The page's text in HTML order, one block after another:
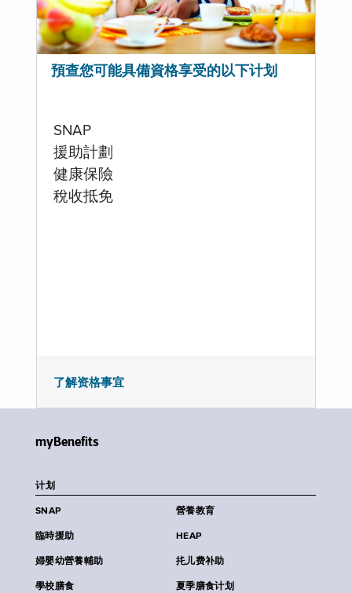
預查您可能具備資格享受的以下计划
SNAP
援助計劃
健康保險
稅收抵免
了解资格事宜
myBenefits
计划
SNAP 營養教育
臨時援助 HEAP
婦嬰幼營養輔助 扥儿费补助
學校膳食 夏季膳食计划